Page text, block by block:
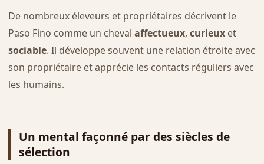
De nombreux éleveurs et propriétaires décrivent le
Paso Fino comme un cheval affectueux, curieuxet
sociable. Il développe souvent une relation étroite avec
son propriétaire et apprécie les contacts réguliers avec
les humains.
Un mental façonné par des siècles de
sélection